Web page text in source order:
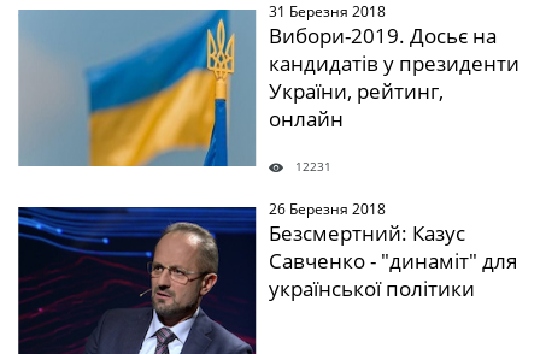
31 Березня 2018
Вибори-2019. Досьє на
кандидатів у президенти
України, рейтинг,
онлайн
12231
" /> 26 Березня 2018
Безсмертний: Казус
Савченко - "динаміт" для
української політики